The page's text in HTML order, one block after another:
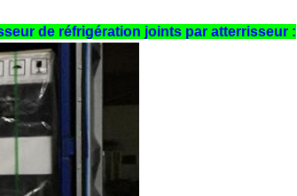
de réfrigération joints par atterrisseur :